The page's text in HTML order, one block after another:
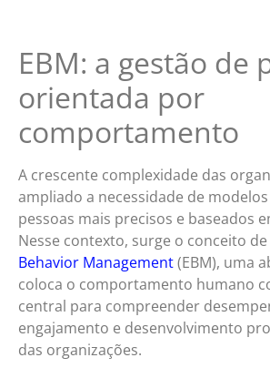
EBM: a gestão de
orientada por
comportamento
A crescente complexidade das
ampliado a necessidade de
pessoas mais precisos e baseados
Nesse contexto, surge o conceito de
Behavior Management(EBM), uma
coloca o comportamento humano
central para compreender
engajamento e desenvolvimento
das organizações.